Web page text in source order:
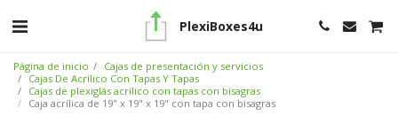
PlexiBoxes4u
Página de inicio
Cajas de presentación y servicios
Cajas De Acrílico Con Tapas Y Tapas
Cajas de plexiglás acrílico con tapas con bisagras
Caja acrílica de 19" x 19" x 19" con tapa con bisagras